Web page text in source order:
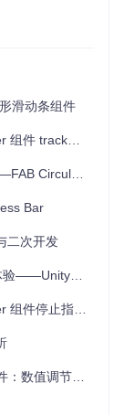
，使信息展示
开发者可以根
，让交互体验
及以上版本，
的应用，或者
绝对值得
进意见，可以
Slide
滑动条组件
性的使用注意事项
Menu
Bar
二次开发
开源项目评测
式异常问题解析
视化设计终极指南